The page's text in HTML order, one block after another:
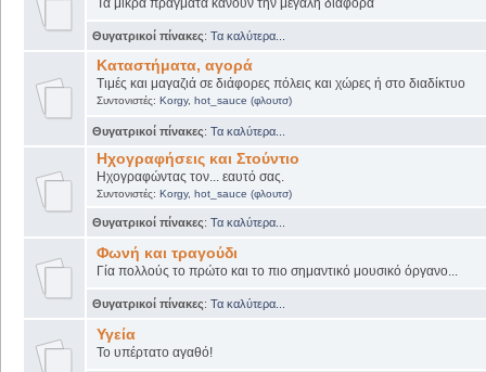
Θυγατρικοί πίνακες: Τα καλύτερα...
Καταστήματα, αγορά
Τιμές και μαγαζιά σε διάφορες πόλεις και χώρες ή στο διαδίκτυο
Συντονιστές: Korgy, hot_sauce (φλουτσ)
Θυγατρικοί πίνακες: Τα καλύτερα...
Ηχογραφήσεις και Στούντιο
Ηχογραφώντας τον... εαυτό σας.
Συντονιστές: Korgy, hot_sauce (φλουτσ)
Θυγατρικοί πίνακες: Τα καλύτερα...
Φωνή και τραγούδι
Γία πολλούς το πρώτο και το πιο σημαντικό μουσικό όργανο...
Θυγατρικοί πίνακες: Τα καλύτερα...
Υγεία
Το υπέρτατο αγαθό!